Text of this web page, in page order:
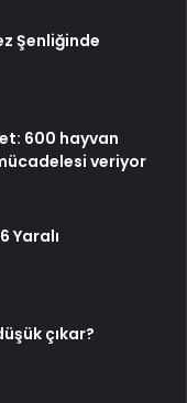
Şenliğinde
600 hayvan
veriyor
Yaralı
çıkar?